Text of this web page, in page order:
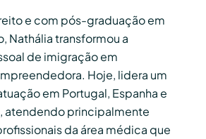
e com pós-graduação em
Nathália transformou a
de imigração em
Hoje, lidera um
em Portugal, Espanha e
atendendo principalmente
da área médica que